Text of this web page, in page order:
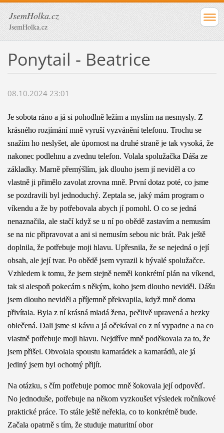
JsemHolka.cz
JsemHolka.cz
Ponytail - Beatrice
08.10.2024 23:01
Je sobota ráno a já si pohodlně ležím a myslím na nesmysly. Z
krásného rozjímání mně vyruší vyzvánění telefonu. Trochu se
snažím ho neslyšet, ale úpornost na druhé straně je tak vysoká, že
nakonec podlehnu a zvednu telefon. Volala spolužačka Dáša ze
základky. Marně přemýšlím, jak dlouho jsem jí neviděl a co
vlastně ji přimělo zavolat zrovna mně. První dotaz poté, co jsme
se pozdravili byl jednoduchý. Zeptala se, jaký mám program o
víkendu a že by potřebovala abych jí pomohl. O co se jedná
nenaznačila, ale stačí když se u ní po obědě zastavím a nemusím
se na nic připravovat a ani si nemusím sebou nic brát. Pak ještě
doplnila, že potřebuje moji hlavu. Upřesnila, že se nejedná o její
obsah, ale její tvar. Po obědě jsem vyrazil k bývalé spolužačce.
Vzhledem k tomu, že jsem stejně neměl konkrétní plán na víkend,
tak si alespoň pokecám s někým, koho jsem dlouho neviděl. Dášu
jsem dlouho neviděl a příjemně překvapila, když mně doma
přivítala. Byla z ní krásná mladá žena, pečlivě upravená a hezky
oblečená. Dali jsme si kávu a já očekával co z ní vypadne a na co
vlastně potřebuje moji hlavu. Nejdříve mně poděkovala za to, že
jsem přišel. Obvolala spoustu kamarádek a kamarádů, ale já
jediný jsem byl ochotný přijít.
Na otázku, s čím potřebuje pomoc mně šokovala její odpověď.
No jednoduše, potřebuje na někom vyzkoušet výsledek ročníkové
praktické práce. To stále ještě neřekla, co to konkrétně bude.
Začala opatrně s tím, že studuje maturitní obor